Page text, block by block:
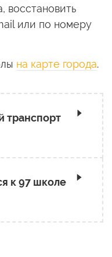
восстановить
или по номеру
на карте города.
транспорт
к 97 школе